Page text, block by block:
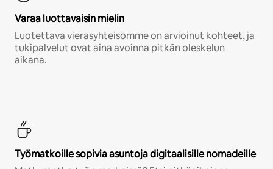
Varaa luottavaisin mielin
Luotettava vierasyhteisömme on arvioinut kohteet, ja
tukipalvelut ovat aina avoinna pitkän oleskelun
aikana.
Työmatkoille sopivia asuntoja digitaalisille nomadeille